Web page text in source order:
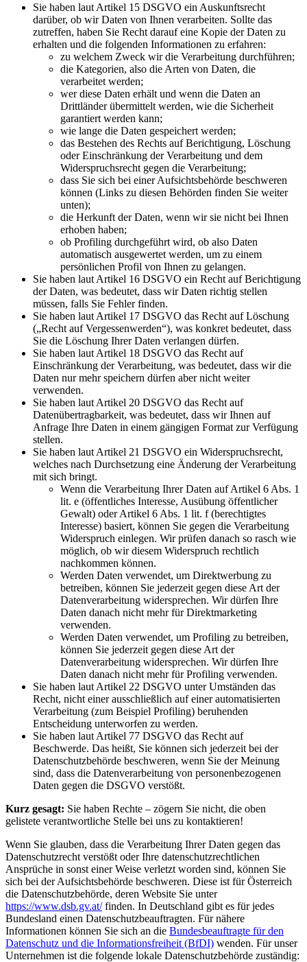
Sie haben laut Artikel 15 DSGVO ein Auskunftsrecht
darüber, ob wir Daten von Ihnen verarbeiten. Sollte das
zutreffen, haben Sie Recht darauf eine Kopie der Daten zu
erhalten und die folgenden Informationen zu erfahren:
zu welchem Zweck wir die Verarbeitung durchführen;
die Kategorien, also die Arten von Daten, die
verarbeitet werden;
wer diese Daten erhält und wenn die Daten an
Drittländer übermittelt werden, wie die Sicherheit
garantiert werden kann;
wie lange die Daten gespeichert werden;
das Bestehen des Rechts auf Berichtigung, Löschung
oder Einschränkung der Verarbeitung und dem
Widerspruchsrecht gegen die Verarbeitung;
dass Sie sich bei einer Aufsichtsbehörde beschweren
können (Links zu diesen Behörden finden Sie weiter
unten);
die Herkunft der Daten, wenn wir sie nicht bei Ihnen
erhoben haben;
ob Profiling durchgeführt wird, ob also Daten
automatisch ausgewertet werden, um zu einem
persönlichen Profil von Ihnen zu gelangen.
Sie haben laut Artikel 16 DSGVO ein Recht auf Berichtigung
der Daten, was bedeutet, dass wir Daten richtig stellen
müssen, falls Sie Fehler finden.
Sie haben laut Artikel 17 DSGVO das Recht auf Löschung
(„Recht auf Vergessenwerden“), was konkret bedeutet, dass
Sie die Löschung Ihrer Daten verlangen dürfen.
Sie haben laut Artikel 18 DSGVO das Recht auf
Einschränkung der Verarbeitung, was bedeutet, dass wir die
Daten nur mehr speichern dürfen aber nicht weiter
verwenden.
Sie haben laut Artikel 20 DSGVO das Recht auf
Datenübertragbarkeit, was bedeutet, dass wir Ihnen auf
Anfrage Ihre Daten in einem gängigen Format zur Verfügung
stellen.
Sie haben laut Artikel 21 DSGVO ein Widerspruchsrecht,
welches nach Durchsetzung eine Änderung der Verarbeitung
mit sich bringt.
Wenn die Verarbeitung Ihrer Daten auf Artikel 6 Abs. 1
lit. e (öffentliches Interesse, Ausübung öffentlicher
Gewalt) oder Artikel 6 Abs. 1 lit. f (berechtigtes
Interesse) basiert, können Sie gegen die Verarbeitung
Widerspruch einlegen. Wir prüfen danach so rasch wie
möglich, ob wir diesem Widerspruch rechtlich
nachkommen können.
Werden Daten verwendet, um Direktwerbung zu
betreiben, können Sie jederzeit gegen diese Art der
Datenverarbeitung widersprechen. Wir dürfen Ihre
Daten danach nicht mehr für Direktmarketing
verwenden.
Werden Daten verwendet, um Profiling zu betreiben,
können Sie jederzeit gegen diese Art der
Datenverarbeitung widersprechen. Wir dürfen Ihre
Daten danach nicht mehr für Profiling verwenden.
Sie haben laut Artikel 22 DSGVO unter Umständen das
Recht, nicht einer ausschließlich auf einer automatisierten
Verarbeitung (zum Beispiel Profiling) beruhenden
Entscheidung unterworfen zu werden.
Sie haben laut Artikel 77 DSGVO das Recht auf
Beschwerde. Das heißt, Sie können sich jederzeit bei der
Datenschutzbehörde beschweren, wenn Sie der Meinung
sind, dass die Datenverarbeitung von personenbezogenen
Daten gegen die DSGVO verstößt.
Kurz gesagt: Sie haben Rechte – zögern Sie nicht, die oben
gelistete verantwortliche Stelle bei uns zu kontaktieren!
Wenn Sie glauben, dass die Verarbeitung Ihrer Daten gegen das
Datenschutzrecht verstößt oder Ihre datenschutzrechtlichen
Ansprüche in sonst einer Weise verletzt worden sind, können Sie
sich bei der Aufsichtsbehörde beschweren. Diese ist für Österreich
die Datenschutzbehörde, deren Website Sie unter
https://www.dsb.gv.at/finden. In Deutschland gibt es für jedes
Bundesland einen Datenschutzbeauftragten. Für nähere
Informationen können Sie sich an die Bundesbeauftragte für den
Datenschutz und die Informationsfreiheit (BfDI) wenden. Für unser
Unternehmen ist die folgende lokale Datenschutzbehörde zuständig: